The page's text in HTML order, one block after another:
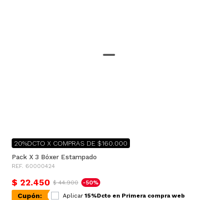
20%DCTO X COMPRAS DE $160.000
Pack X 3 Bóxer Estampado
REF. 60000424
$ 22.450 $ 44.900 -50%
Cupón: Aplicar 15%Dcto en Primera compra web